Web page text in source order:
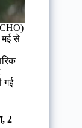
मई से
गई
2